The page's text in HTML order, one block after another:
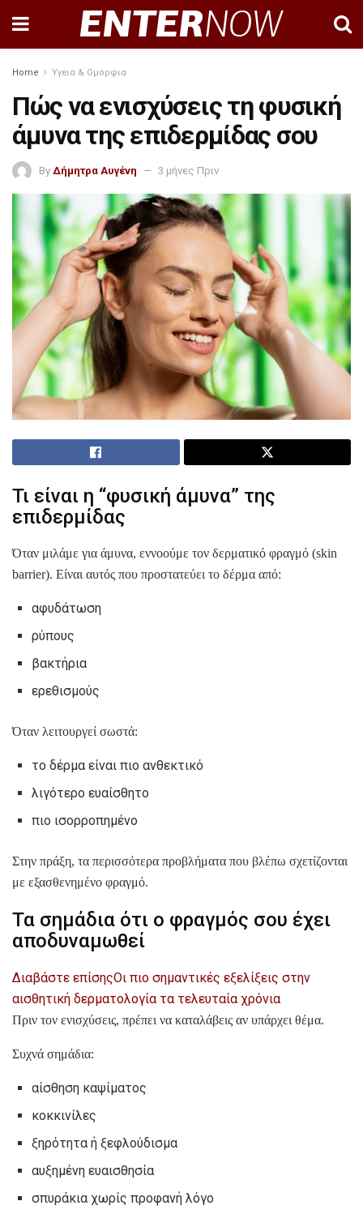
Home Υγεια & Ομορφια
Πώς να ενισχύσεις τη φυσική
άμυνα της επιδερμίδας σου
By Δήμητρα Αυγένη 3 μήνες Πριν
Τι είναι η “φυσική άμυνα” της
επιδερμίδας
Όταν μιλάμε για άμυνα, εννοούμε τον δερματικό φραγμό (skin
barrier). Είναι αυτός που προστατεύει το δέρμα από:
αφυδάτωση
ρύπους
βακτήρια
ερεθισμούς
Όταν λειτουργεί σωστά:
το δέρμα είναι πιο ανθεκτικό
λιγότερο ευαίσθητο
πιο ισορροπημένο
Στην πράξη, τα περισσότερα προβλήματα που βλέπω σχετίζονται
με εξασθενημένο φραγμό.
Τα σημάδια ότι ο φραγμός σου έχει
αποδυναμωθεί
Διαβάστε επίσηςΟι πιο σημαντικές εξελίξεις στην
αισθητική δερματολογία τα τελευταία χρόνια
Πριν τον ενισχύσεις, πρέπει να καταλάβεις αν υπάρχει θέμα.
Συχνά σημάδια:
αίσθηση καψίματος
κοκκινίλες
ξηρότητα ή ξεφλούδισμα
αυξημένη ευαισθησία
σπυράκια χωρίς προφανή λόγο